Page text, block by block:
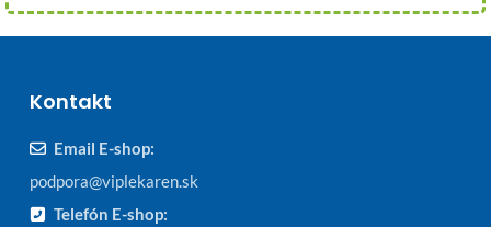
Kontakt
Email E-shop:
podpora@viplekaren.sk
Telefón E-shop: